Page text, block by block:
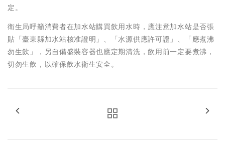
定。
衛生局呼籲消費者在加水站購買飲用水時，應注意加水站是否張
貼「臺東縣加水站核准證明」、「水源供應許可證」、「應煮沸
勿生飲」，另自備盛裝容器也應定期清洗，飲用前一定要煮沸，
切勿生飲，以確保飲水衛生安全。